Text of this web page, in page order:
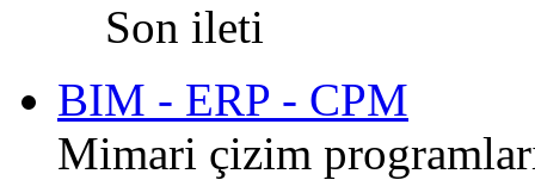
Son ileti
BIM - ERP - CPM
Mimari çizim